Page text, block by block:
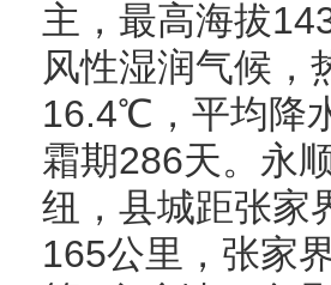
主，最高海拔
风性湿润气候，
16.4℃，平均降
霜期286天。永
纽，县城距张家
165公里，张家